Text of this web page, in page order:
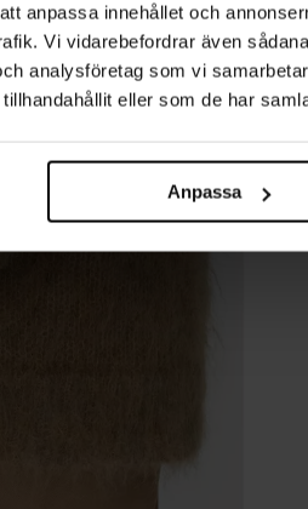
anpassa innehållet och
Vi vidarebefordrar även
analysföretag som vi
eller som de har
Anpassa